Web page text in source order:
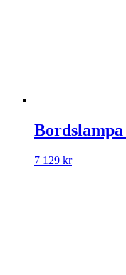
7 129 kr